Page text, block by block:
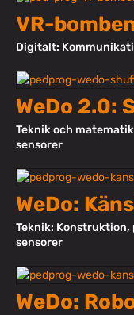
VR-
Digitalt:
WeDo 2.0:
Teknik och
sensorer
WeDo:
Teknik:
sensorer
WeDo: